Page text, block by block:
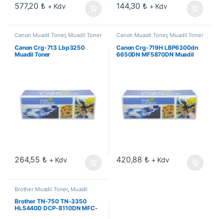
577,20₺ + Kdv 144,30₺ + Kdv
Canon Muadil Toner, Muadil Toner
Canon Crg-713 Lbp3250
Muadil Toner
264,55₺ + Kdv
Canon Muadil Toner, Muadil Toner
Canon Crg-719H LBP6300dn
6650DN MF5870DN Muadil
420,88₺ + Kdv
Brother Muadil Toner, Muadil
Brother TN-750 TN-3350
HL5440D DCP-8110DN MFC-